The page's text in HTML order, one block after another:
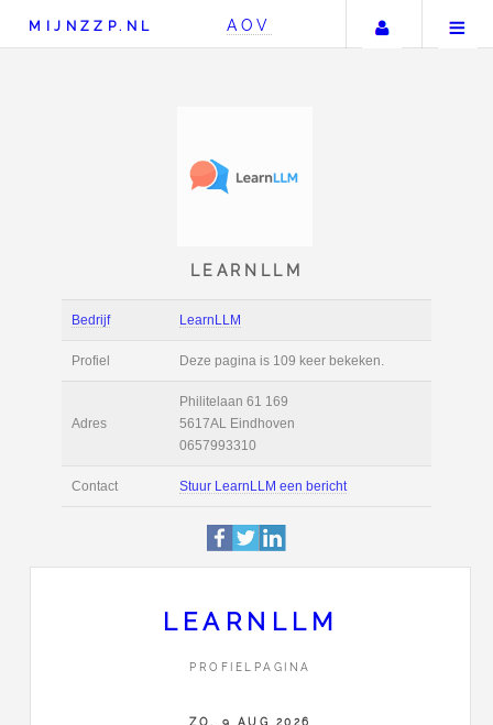
MIJNZZP.NL AOV Uw
LEARNLLM
LearnLLM
Philitelaan 61 169
0657993310
Stuur LearnLLM een bericht
LEARNLLM
PROFIELPAGINA
ZO, 9 AUG 2026